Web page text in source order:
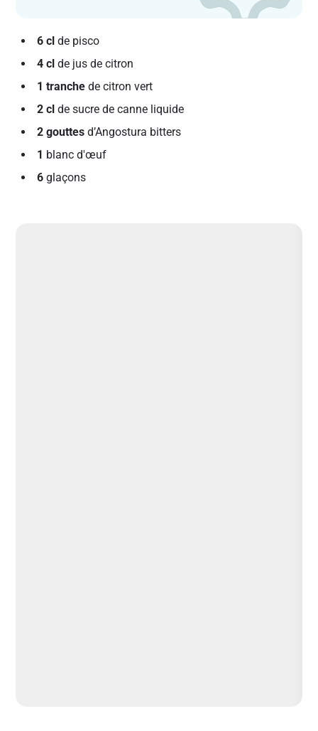
6 cl de pisco
4 cl de jus de citron
1 tranche de citron vert
2 cl de sucre de canne liquide
2 gouttes d’Angostura bitters
1 blanc d'œuf
6glaçons